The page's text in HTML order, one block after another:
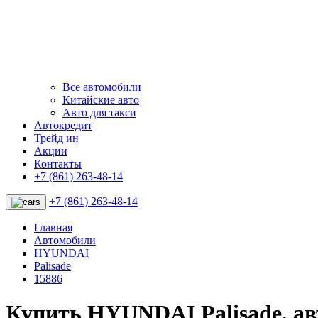
Все автомобили
Китайские авто
Авто для такси
Автокредит
Трейд ин
Акции
Контакты
+7 (861) 263-48-14
+7 (861) 263-48-14
Главная
Автомобили
HYUNDAI
Palisade
15886